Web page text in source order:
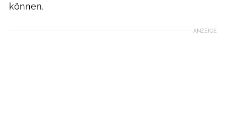
können.
ANZEIGE